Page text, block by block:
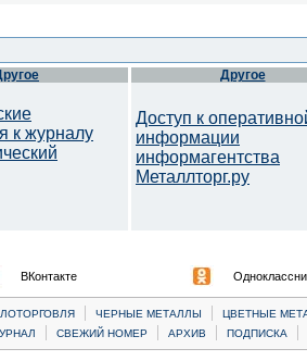
к журналу
Другое
Доступ к
информации
информагентства
Металлторг.ру
ВКонтакте
| ЧЕРНЫЕ МЕТАЛЛЫ |
ЦВЕТНЫЕ
| СВЕЖИЙ НОМЕР | АРХИВ | ПОДПИСКА |